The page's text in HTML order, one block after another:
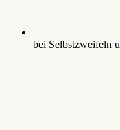
bei Selbstzweifeln